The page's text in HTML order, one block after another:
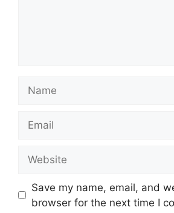
Save my name, email, and
browser for the next time I